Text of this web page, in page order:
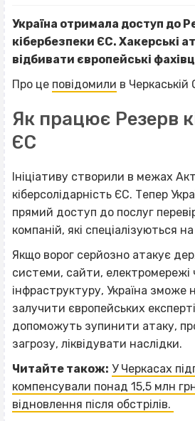
Україна отримала доступ до
кібербезпеки ЄС. Хакерські
відбивати європейські
Про це повідомили в Черкаській
Як працює Резерв
ЄС
Ініціативу створили в межах
кіберсолідарність ЄС. Тепер
прямий доступ до послуг
компаній, які спеціалізуються
Якщо ворог серйозно атакує
системи, сайти, електромережі
інфраструктуру, Україна зможе
залучити європейських
допоможуть зупинити атаку,
загрозу, ліквідувати наслідки.
Читайте також: У Черкасах
компенсували понад 15,5 млн
відновлення після обстрілів.